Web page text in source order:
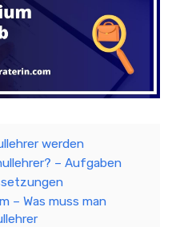
werden
– Aufgaben
– Was muss man